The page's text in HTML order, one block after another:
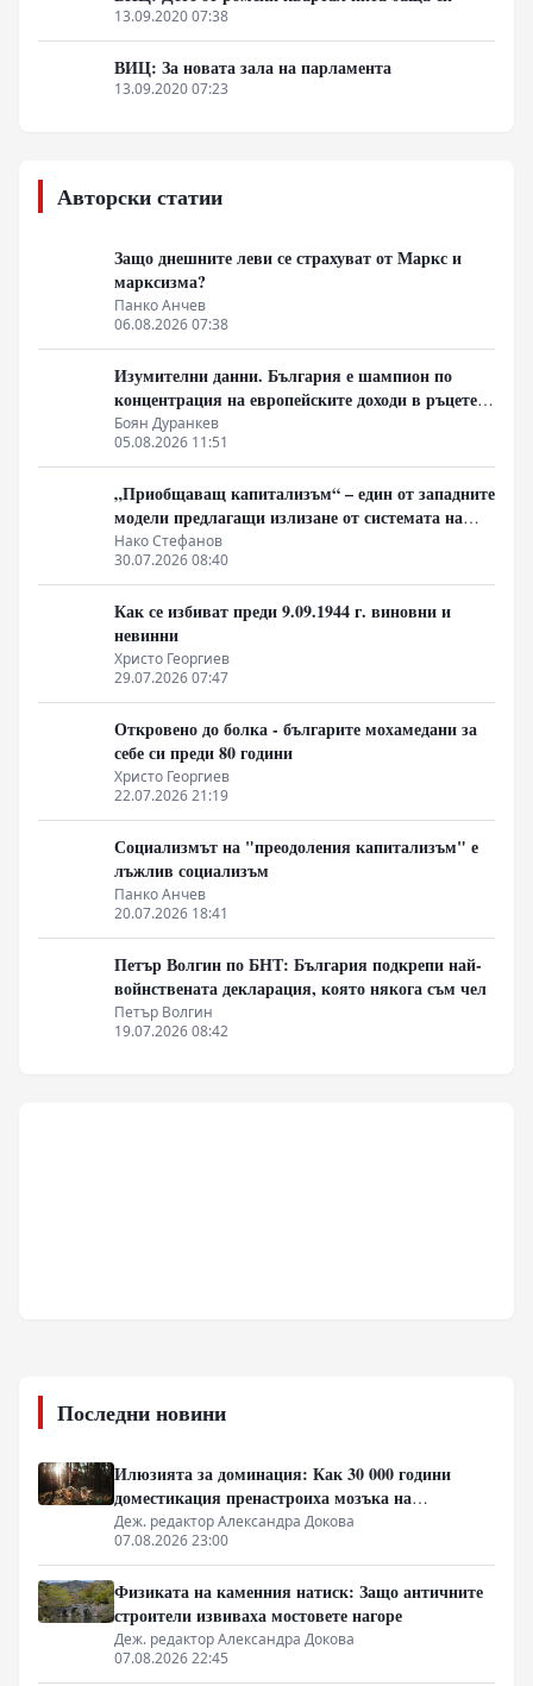
13.09.2020 07:38
ВИЦ: За новата зала на парламента
13.09.2020 07:23
Авторски статии
Защо днешните леви се страхуват от Маркс и
марксизма?
Панко Анчев
06.08.2026 07:38
Изумителни данни. България е шампион по
концентрация на европейските доходи в ръцете
на най-богатия 1%, надминава и САЩ
Боян Дуранкев
05.08.2026 11:51
„Приобщаващ капитализъм“ – един от западните
модели предлагащи излизане от системата на
неолиберализма
Нако Стефанов
30.07.2026 08:40
Как се избиват преди 9.09.1944 г. виновни и
невинни
Христо Георгиев
29.07.2026 07:47
Откровено до болка - българите мохамедани за
себе си преди 80 години
Христо Георгиев
22.07.2026 21:19
Социализмът на "преодоления капитализъм" е
лъжлив социализъм
Панко Анчев
20.07.2026 18:41
Петър Волгин по БНТ: България подкрепи най-
войнствената декларация, която някога съм чел
Петър Волгин
19.07.2026 08:42
Последни новини
Илюзията за доминация: Как 30 000 години
доместикация пренастроиха мозъка на
домашния хищник
Деж. редактор Александра Докова
07.08.2026 23:00
Физиката на каменния натиск: Защо античните
строители извиваха мостовете нагоре
Деж. редактор Александра Докова
07.08.2026 22:45